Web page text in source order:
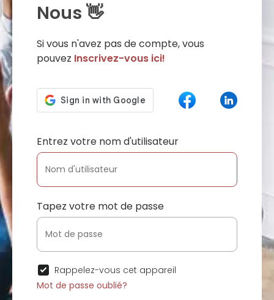
Nous 👋
Si vous n'avez pas de compte, vous
pouvez Inscrivez-vous ici!
Entrez votre nom d'utilisateur
Tapez votre mot de passe
Rappelez-vous cet appareil
Mot de passe oublié?